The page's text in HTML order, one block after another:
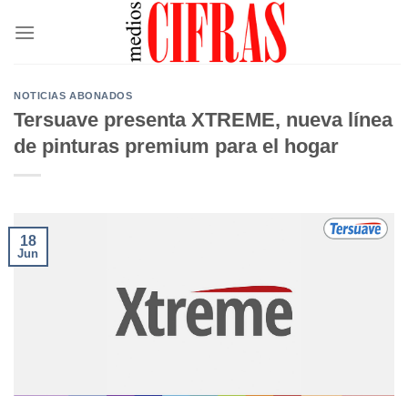
NOTICIAS ABONADOS
Tersuave presenta XTREME, nueva línea
de pinturas premium para el hogar
18
Jun